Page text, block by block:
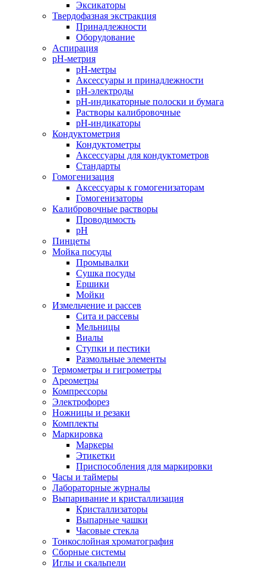
Эксикаторы
Твердофазная экстракция
Принадлежности
Оборудование
Аспирация
pH-метрия
pH-метры
Аксессуары и принадлежности
pH-электроды
pH-индикаторные полоски и бумага
Растворы калибровочные
pH-индикаторы
Кондуктометрия
Кондуктометры
Аксессуары для кондуктометров
Стандарты
Гомогенизация
Аксессуары к гомогенизаторам
Гомогенизаторы
Калибровочные растворы
Проводимость
pH
Пинцеты
Мойка посуды
Промывалки
Сушка посуды
Ершики
Мойки
Измельчение и рассев
Сита и рассевы
Мельницы
Виалы
Ступки и пестики
Размольные элементы
Термометры и гигрометры
Ареометры
Компрессоры
Электрофорез
Ножницы и резаки
Комплекты
Маркировка
Маркеры
Этикетки
Приспособления для маркировки
Часы и таймеры
Лабораторные журналы
Выпаривание и кристаллизация
Кристаллизаторы
Выпарные чашки
Часовые стекла
Тонкослойная хроматография
Сборные системы
Иглы и скальпели